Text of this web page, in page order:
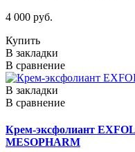
4 000 руб.
Купить
В закладки
В сравнение
В закладки
В сравнение
Крем-эксфолиант
MESOPHARM